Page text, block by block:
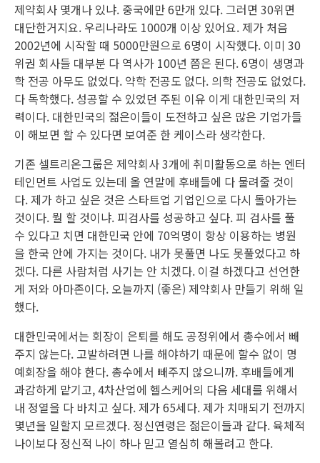
제약회사 몇개나 있냐. 중국에만 6만개 있다. 그러면 30위면
대단한거지요. 우리나라도 1000개 이상 있어요. 제가 처음
2002년에 시작할 때 5000만원으로 6명이 시작했다. 이미 30
위권 회사들 대부분 다 역사가 100년 쯤은 된다. 6명이 생명과
학 전공 아무도 없었다. 약학 전공도 없다. 의학 전공도 없었다.
다 독학했다. 성공할 수 있었던 주된 이유 이게 대한민국의 저
력이다. 대한민국의 젊은이들이 도전하고 싶은 많은 기업가들
이 해보면 할 수 있다면 보여준 한 케이스라 생각한다.
기존 셀트리온그룹은 제약회사 3개에 취미활동으로 하는 엔터
테인먼트 사업도 있는데 올 연말에 후배들에 다 물려줄 것이
다. 제가 하고 싶은 것은 스타트업 기업인으로 다시 돌아가는
것이다. 뭘 할 것이냐. 피검사를 성공하고 싶다. 피 검사를 풀
수 있다고 치면 대한민국 안에 70억명이 항상 이용하는 병원
을 한국 안에 가지는 것이다. 내가 못풀면 나도 못풀었다고 하
겠다. 다른 사람처럼 사기는 안 치겠다. 이걸 하겠다고 선언한
게 저와 아마존이다. 오늘까지 (좋은) 제약회사 만들기 위해 일
했다.
대한민국에서는 회장이 은퇴를 해도 공정위에서 총수에서 빼
주지 않는다. 고발하려면 나를 해야하기 때문에 할수 없이 명
예회장을 해야 한다. 총수에서 빼주지 않으니까. 후배들에게
과감하게 맡기고, 4차산업에 헬스케어의 다음 세대를 위해서
내 정열을 다 바치고 싶다. 제가 65세다. 제가 치매되기 전까지
몇년을 일할지 모르겠다. 정신연령은 젊은이들과 같다. 육체적
나이보다 정신적 나이 하나 믿고 열심히 해볼려고 한다.